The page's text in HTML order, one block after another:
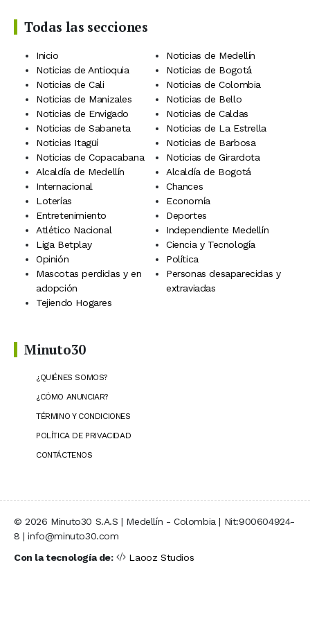
Todas las secciones
Inicio
Noticias de Medellín
Noticias de Antioquia
Noticias de Bogotá
Noticias de Cali
Noticias de Colombia
Noticias de Manizales
Noticias de Bello
Noticias de Envigado
Noticias de Caldas
Noticias de Sabaneta
Noticias de La Estrella
Noticias Itagüí
Noticias de Barbosa
Noticias de Copacabana
Noticias de Girardota
Alcaldía de Medellín
Alcaldía de Bogotá
Internacional
Chances
Loterías
Economía
Entretenimiento
Deportes
Atlético Nacional
Independiente Medellín
Liga Betplay
Ciencia y Tecnología
Opinión
Política
Mascotas perdidas y en
adopción
Personas desaparecidas y
extraviadas
Tejiendo Hogares
Minuto30
¿QUIÉNES SOMOS?
¿CÓMO ANUNCIAR?
TÉRMINO Y CONDICIONES
POLÍTICA DE PRIVACIDAD
CONTÁCTENOS
© 2026 Minuto30 S.A.S | Medellín - Colombia | Nit:900604924-
8 | info@minuto30.com
Con la tecnología de:
Laooz Studios